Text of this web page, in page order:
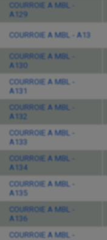
COURROIE A MBL -
A129
COURROIE A MBL - A13
COURROIE A MBL -
A130
COURROIE A MBL -
A131
COURROIE A MBL -
A132
COURROIE A MBL -
A133
COURROIE A MBL -
A134
COURROIE A MBL -
A135
COURROIE A MBL -
A136
COURROIE A MBL -